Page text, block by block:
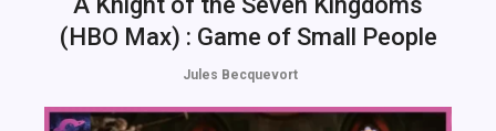
(HBO Max) : Game of Small People
Jules Becquevort